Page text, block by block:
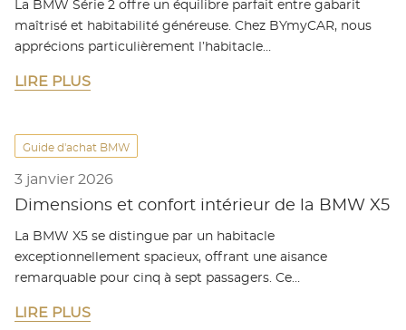
La BMW Série 2 offre un équilibre parfait entre gabarit
maîtrisé et habitabilité généreuse. Chez BYmyCAR, nous
apprécions particulièrement l’habitacle…
LIRE PLUS
Guide d'achat BMW
3 janvier 2026
Dimensions et confort intérieur de la BMW X5
La BMW X5 se distingue par un habitacle
exceptionnellement spacieux, offrant une aisance
remarquable pour cinq à sept passagers. Ce…
LIRE PLUS